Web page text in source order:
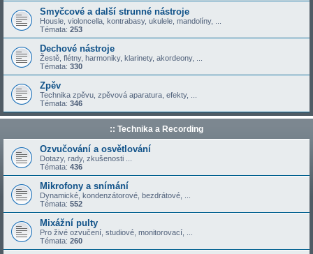
Smyčcové a další strunné nástroje
Housle, violoncella, kontrabasy, ukulele, mandolíny, ...
Témata: 253
Dechové nástroje
Žestě, flétny, harmoniky, klarinety, akordeony, ...
Témata: 330
Zpěv
Technika zpěvu, zpěvová aparatura, efekty, ...
Témata: 346
:: Technika a Recording
Ozvučování a osvětlování
Dotazy, rady, zkušenosti ...
Témata: 436
Mikrofony a snímání
Dynamické, kondenzátorové, bezdrátové, ...
Témata: 552
Mixážní pulty
Pro živé ozvučení, studiové, monitorovací, ...
Témata: 260